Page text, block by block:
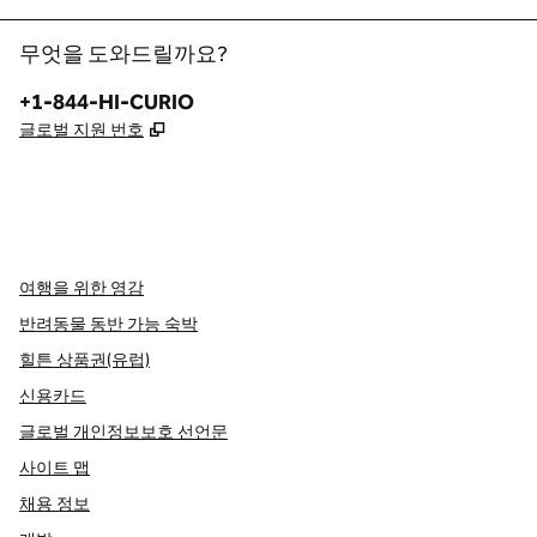
무엇을 도와드릴까요?
전화:
+1-844-HI-CURIO
글로벌 지원 번호 ,
여행을 위한 영감
반려동물 동반 가능 숙박
힐튼 상품권(유럽)
신용카드
글로벌 개인정보보호 선언문
사이트 맵
채용 정보